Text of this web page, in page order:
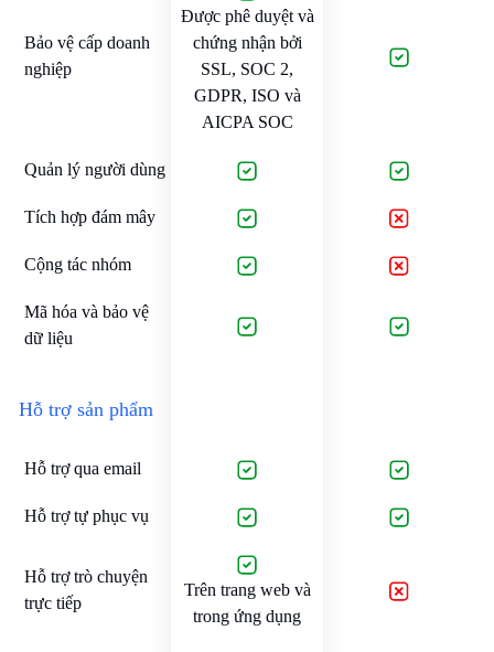
Bảo vệ cấp doanh
nghiệp
Được phê duyệt và
chứng nhận bởi
SSL, SOC 2,
GDPR, ISO và
AICPA SOC
Quản lý người dùng
Tích hợp đám mây
Cộng tác nhóm
Mã hóa và bảo vệ
dữ liệu
Hỗ trợ sản phẩm
Hỗ trợ qua email
Hỗ trợ tự phục vụ
Hỗ trợ trò chuyện
trực tiếp
Trên trang web và
trong ứng dụng